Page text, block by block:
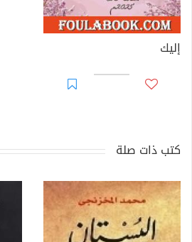
إليك
كتب ذات صلة